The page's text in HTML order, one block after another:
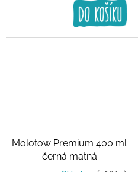
Molotow Premium 400 ml
černá matná